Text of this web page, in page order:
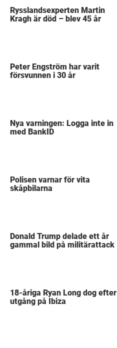
Rysslandsexperten Martin
Kragh är död – blev 45 år
Peter Engström har varit
försvunnen i 30 år
Nya varningen: Logga inte in
med BankID
Polisen varnar för vita
skåpbilarna
Donald Trump delade ett år
gammal bild på militärattack
18-åriga Ryan Long dog efter
utgång på Ibiza